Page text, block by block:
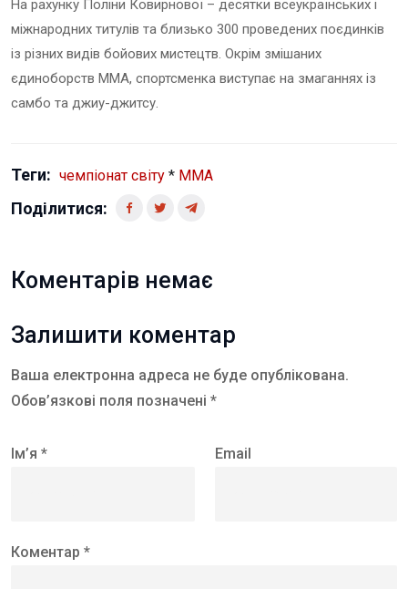
На рахунку Поліни Ковирнової – десятки всеукраїнських і
міжнародних титулів та близько 300 проведених поєдинків
із різних видів бойових мистецтв. Окрім змішаних
єдиноборств ММА, спортсменка виступає на змаганнях із
самбо та джиу-джитсу.
Теги: чемпіонат світу * ММА
Поділитися:
Коментарів немає
Залишити коментар
Ваша електронна адреса не буде опублікована.
Обов’язкові поля позначені *
Ім’я * Email
Коментар *